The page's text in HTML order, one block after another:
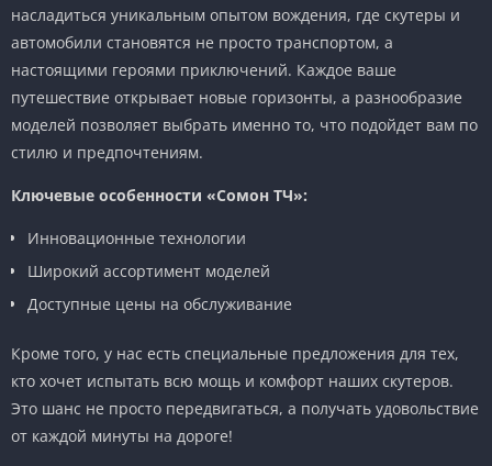
насладиться уникальным опытом вождения, где скутеры и
автомобили становятся не просто транспортом, а
настоящими героями приключений. Каждое ваше
путешествие открывает новые горизонты, а разнообразие
моделей позволяет выбрать именно то, что подойдет вам по
стилю и предпочтениям.
Ключевые особенности «Сомон ТЧ»:
Инновационные технологии
Широкий ассортимент моделей
Доступные цены на обслуживание
Кроме того, у нас есть специальные предложения для тех,
кто хочет испытать всю мощь и комфорт наших скутеров.
Это шанс не просто передвигаться, а получать удовольствие
от каждой минуты на дороге!